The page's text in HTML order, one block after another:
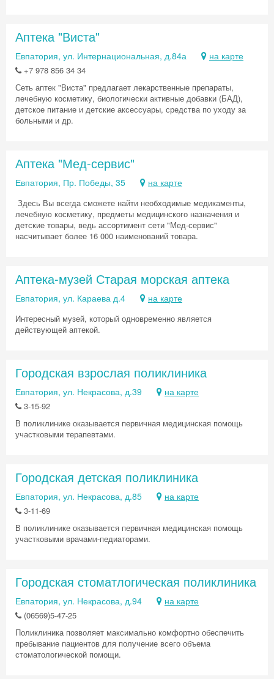
Аптека "Виста"
Евпатория, ул. Интернациональная, д.84а на карте
+7 978 856 34 34
Сеть аптек "Виста" предлагает лекарственные препараты,
лечебную косметику, биологически активные добавки (БАД),
детское питание и детские аксессуары, средства по уходу за
больными и др.
Аптека "Мед-сервис"
Евпатория, Пр. Победы, 35 на карте
Здесь Вы всегда сможете найти необходимые медикаменты,
лечебную косметику, предметы медицинского назначения и
детские товары, ведь ассортимент сети "Мед-сервис"
насчитывает более 16 000 наименований товара.
Аптека-музей Старая морская аптека
Евпатория, ул. Караева д.4 на карте
Интересный музей, который одновременно является
действующей аптекой.
Городская взрослая поликлиника
Евпатория, ул. Некрасова, д.39 на карте
3-15-92
В поликлинике оказывается первичная медицинская помощь
участковыми терапевтами.
Городская детская поликлиника
Евпатория, ул. Некрасова, д.85 на карте
3-11-69
В поликлинике оказывается первичная медицинская помощь
участковыми врачами-педиаторами.
Городская стоматлогическая поликлиника
Евпатория, ул. Некрасова, д.94 на карте
(06569)5-47-25
Поликлиника позволяет максимально комфортно обеспечить
пребывание пациентов для получение всего объема
стоматологической помощи.